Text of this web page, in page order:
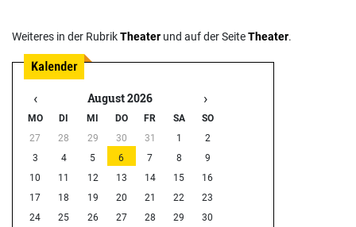
Weiteres in der RubrikTheater und auf der SeiteTheater.
‹ August 2026 ›
MO DI MI DO FR SA
SO
27
28 29 30 31 1
2
3
4 5 6 7 8
9
10
11 12 13 14 15
16
17
18 19 20 21 22
23
24
25 26 27 28 29
30